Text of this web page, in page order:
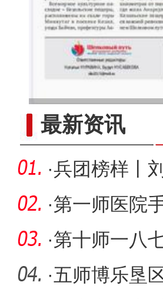
最新资讯
·兵团榜样丨
·第一师医院
·第十师一八
里纠纷
·五师博乐垦